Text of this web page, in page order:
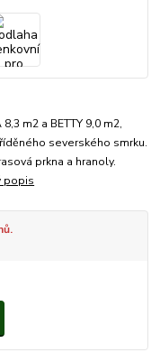
m2 a BETTY 9,0 m2,
severského smrku.
prkna a hranoly.
popis